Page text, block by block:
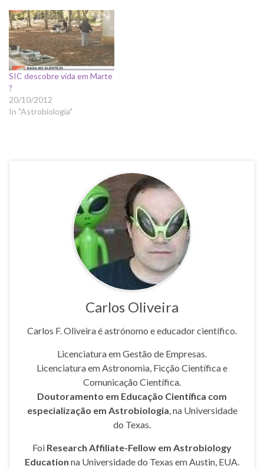
SIC descobre vida em Marte
?
20/10/2012
In "Astrobiologia"
Carlos Oliveira
Carlos F. Oliveira é astrónomo e educador científico.
Licenciatura em Gestão de Empresas.
Licenciatura em Astronomia, Ficção Científica e
Comunicação Científica.
Doutoramento em Educação Científica com
especialização em Astrobiologia, na Universidade
do Texas.
Foi Research Affiliate-Fellow em Astrobiology
Education na Universidade do Texas em Austin, EUA.